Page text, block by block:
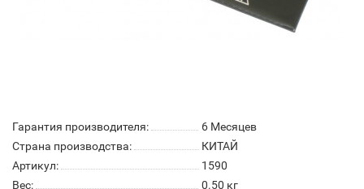
Гарантия производителя:
6 Месяцев
Страна производства:
КИТАЙ
Артикул:
1590
Вес:
0.50 кг